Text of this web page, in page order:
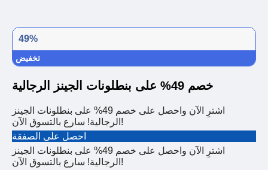
49%
تخفيض
خصم 49% على بنطلونات الجينز الرجالية
اشترِ الآن واحصل على خصم 49% على بنطلونات الجينز
الرجالية! سارع بالتسوق الآن!
احصل على الصفقة
اشترِ الآن واحصل على خصم 49% على بنطلونات الجينز
الرجالية! سارع بالتسوق الآن!